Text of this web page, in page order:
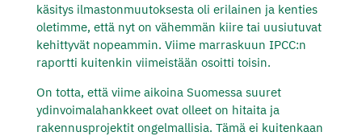
käsitys ilmastonmuutoksesta oli erilainen ja kenties
oletimme, että nyt on vähemmän kiire tai uusiutuvat
kehittyvät nopeammin. Viime marraskuun IPCC:n
raportti kuitenkin viimeistään osoitti toisin.
On totta, että viime aikoina Suomessa suuret
ydinvoimalahankkeet ovat olleet on hitaita ja
rakennusprojektit ongelmallisia. Tämä ei kuitenkaan